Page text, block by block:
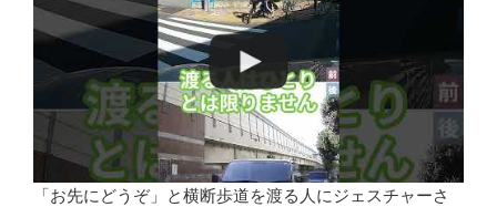
「お先にどうぞ」と横断歩道を渡る人にジェスチャーさ